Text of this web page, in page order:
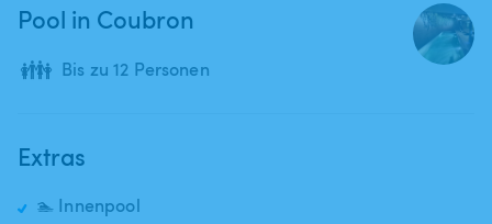
Pool in Coubron
👪 Bis zu 12 Personen
Extras
🏊 Innenpool